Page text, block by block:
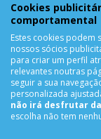
Solicitar uma
Expedição
Utilização de
NEWSLETTER
Cookies
comportamental
Estes cookies podem
nossos sócios
para criar um perfil
relevantes noutras
seguir a sua
personalizada
não irá desfrutar
escolha não tem